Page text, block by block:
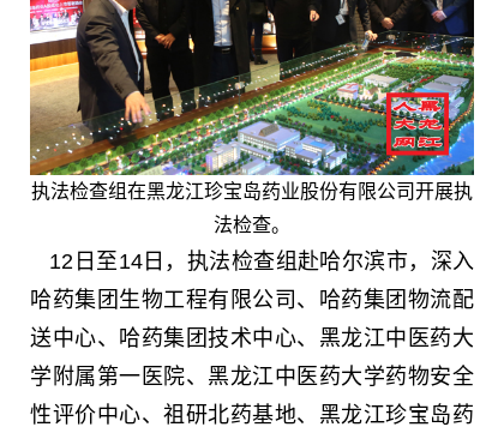
执法检查组在黑龙江珍宝岛药业股份有限公司开展执
法检查。
12日至14日，执法检查组赴哈尔滨市，深入
哈药集团生物工程有限公司、哈药集团物流配
送中心、哈药集团技术中心、黑龙江中医药大
学附属第一医院、黑龙江中医药大学药物安全
性评价中心、祖研北药基地、黑龙江珍宝岛药